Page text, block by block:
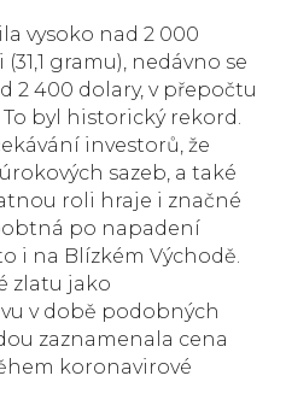
vysoko nad 2 000
gramu), nedávno se
2 400 dolary, v přepočtu
byl historický rekord.
investorů, že
sazeb, a také
roli hraje i značné
po napadení
i na Blízkém Východě.
zlatu jako
v době podobných
zaznamenala cena
koronavirové